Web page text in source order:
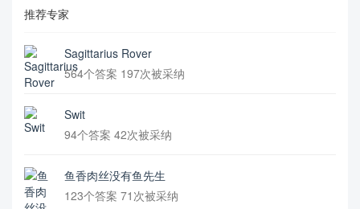
推荐专家
Sagittarius Rover
564个答案 197次被采纳
Swit
94个答案 42次被采纳
鱼香肉丝没有鱼先生
123个答案 71次被采纳